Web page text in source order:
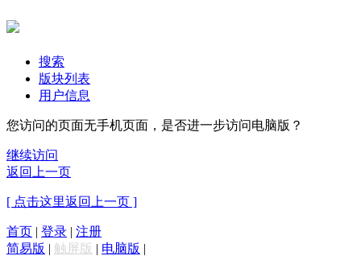
搜索
版块列表
用户信息
您访问的页面无手机页面，是否进一步访问电脑版？
继续访问
返回上一页
[ 点击这里返回上一页 ]
首页 | 登录 | 注册
简易版 | 触屏版 | 电脑版 |